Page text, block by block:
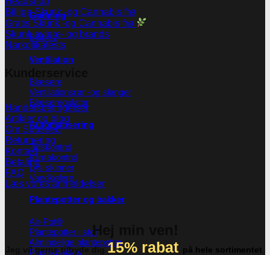
Gødning
Biobizz
Ventilation
Blæsere
Ventilationsrør -og slanger
Blæseregulator
Automatisering
Tidskontrol
Klimakontrol
Lys skinner
Vandkølere
Plantepotter og bakker
Air-Pot®
Plantepotter i stof
Almindelige plantepotter
Plastikbakker
Billige Skunk -og Cannabis frø
Gratis Skunk -og Cannabis frø
Skunk avlere- og brands
Narkotikatests
Handelsbetingelser
Artikler og blog
Om Subseed
Returnering
Kontakt
Betaling
FAQ
Læs vores anmeldelser
Hej min ven!
Jeg vil gerne tilbyde dig15% rabat på hele sortimentet